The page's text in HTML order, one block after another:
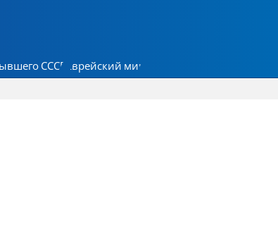
СССР Еврейский мир